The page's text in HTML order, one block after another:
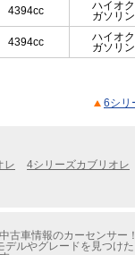
4394cc
ハイオク
ガソリン
4394cc
ハイオク
ガソリン
6シリ
レ 4シリーズカブリオレ
古車情報のカーセンサ
デルやグレードを見つけ